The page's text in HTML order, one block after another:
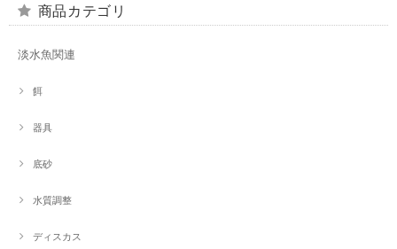
商品カテゴリ
淡水魚関連
餌
器具
底砂
水質調整
ディスカス